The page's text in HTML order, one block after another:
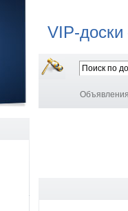
VIP-
Объявления